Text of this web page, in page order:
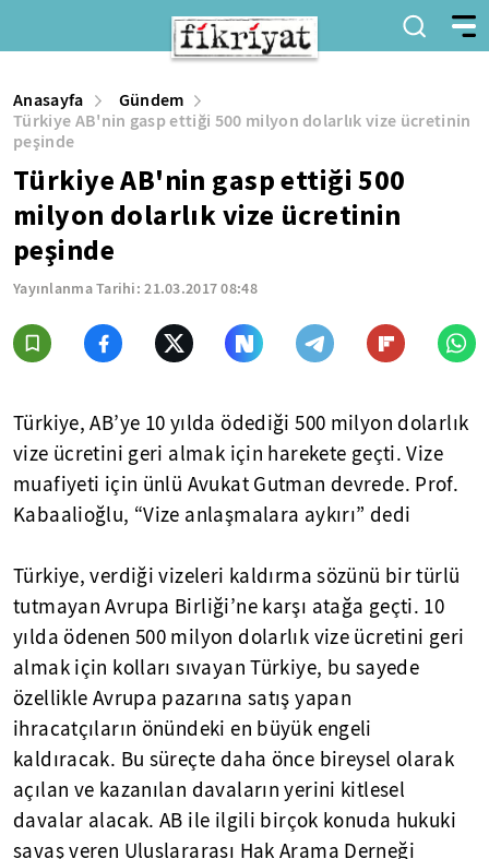
Anasayfa
Gündem
Türkiye AB'nin gasp ettiği 500 milyon dolarlık vize ücretinin
peşinde
Türkiye AB'nin gasp ettiği 500
milyon dolarlık vize ücretinin
peşinde
Yayınlanma Tarihi:21.03.2017 08:48
Türkiye, AB’ye 10 yılda ödediği 500 milyon dolarlık
vize ücretini geri almak için harekete geçti. Vize
muafiyeti için ünlü Avukat Gutman devrede. Prof.
Kabaalioğlu, “Vize anlaşmalara aykırı” dedi
Türkiye, verdiği vizeleri kaldırma sözünü bir türlü
tutmayan Avrupa Birliği’ne karşı atağa geçti. 10
yılda ödenen 500 milyon dolarlık vize ücretini geri
almak için kolları sıvayan Türkiye, bu sayede
özellikle Avrupa pazarına satış yapan
ihracatçıların önündeki en büyük engeli
kaldıracak. Bu süreçte daha önce bireysel olarak
açılan ve kazanılan davaların yerini kitlesel
davalar alacak. AB ile ilgili birçok konuda hukuki
savaş veren Uluslararası Hak Arama Derneği